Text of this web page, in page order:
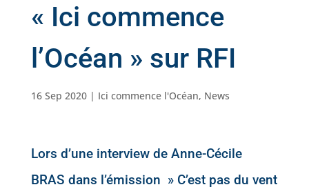
« Ici commence
l’Océan » sur RFI
16 Sep 2020| Ici commence l'Océan, News
Lors d’une interview de Anne-Cécile
BRAS dans l’émission » C’est pas du vent